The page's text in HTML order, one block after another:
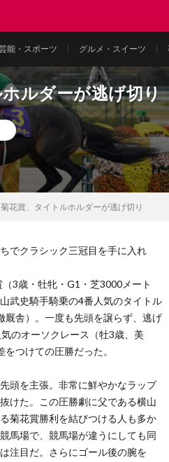
能・スポーツ グルメ・スイーツ
ルダーが逃げ切り
菊花賞、タイトルホルダーが逃げ切り
でクラシック三冠目を手に入れ
3歳・牡牝・G1・芝3000メート
武史騎手騎乗の4番人気のタイトル
厩舎）。一度も先頭を譲らず、逃げ
のオーソクレース（牡3歳、美
つけての圧勝だった。
頭を主張。非常に鮮やかなラップ
けた。この圧勝劇に父である横山
菊花賞勝利を結びつける人も多か
馬場で、競馬場が違うにしても同
注目だ。さらにゴール後の腕を